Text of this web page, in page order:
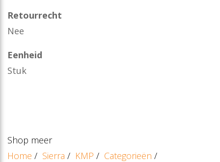
Retourrecht
Nee
Eenheid
Stuk
Shop meer
Home / Sierra / KMP / Categorieën /